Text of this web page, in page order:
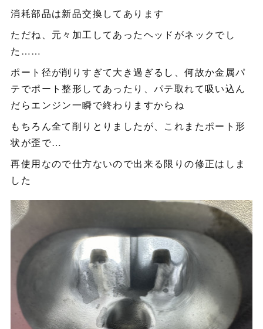
消耗部品は新品交換してあります
ただね、元々加工してあったヘッドがネックでし
た……
ポート径が削りすぎて大き過ぎるし、何故か金属パ
テでポート整形してあったり、パテ取れて吸い込ん
だらエンジン一瞬で終わりますからね
もちろん全て削りとりましたが、これまたポート形
状が歪で…
再使用なので仕方ないので出来る限りの修正はしま
した